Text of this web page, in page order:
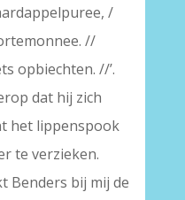
/
//
opbiechten. //’.
dat hij zich
het lippenspook
te verzieken.
Benders bij mij de